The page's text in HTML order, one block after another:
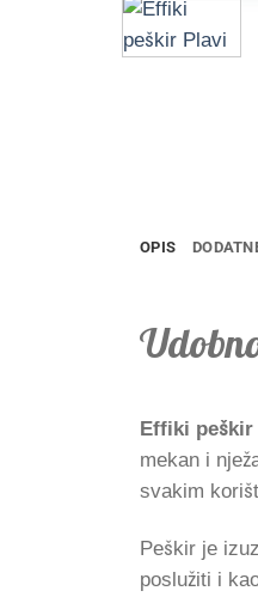
OPIS
Effiki peškir
mekan i
svakim
Peškir je
poslužiti i